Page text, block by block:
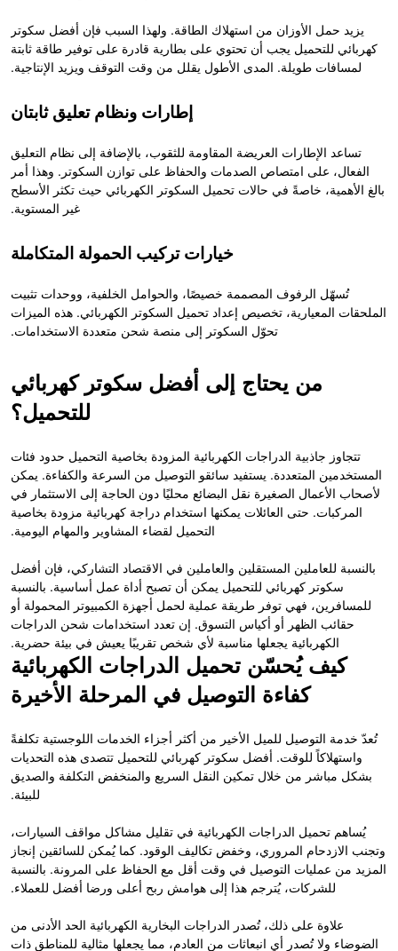
يزيد حمل الأوزان من استهلاك الطاقة. ولهذا السبب فإن أفضل سكوتر
كهربائي للتحميل يجب أن تحتوي على بطارية قادرة على توفير طاقة ثابتة
لمسافات طويلة. المدى الأطول يقلل من وقت التوقف ويزيد الإنتاجية.
إطارات ونظام تعليق ثابتان
تساعد الإطارات العريضة المقاومة للثقوب، بالإضافة إلى نظام التعليق
الفعال، على امتصاص الصدمات والحفاظ على توازن السكوتر. وهذا أمر
بالغ الأهمية، خاصةً في حالات تحميل السكوتر الكهربائي حيث تكثر الأسطح
غير المستوية.
خيارات تركيب الحمولة المتكاملة
تُسهّل الرفوف المصممة خصيصًا، والحوامل الخلفية، ووحدات تثبيت
الملحقات المعيارية، تخصيص إعداد تحميل السكوتر الكهربائي. هذه الميزات
تحوّل السكوتر إلى منصة شحن متعددة الاستخدامات.
من يحتاج إلى أفضل سكوتر كهربائي
للتحميل؟
تتجاوز جاذبية الدراجات الكهربائية المزودة بخاصية التحميل حدود فئات
المستخدمين المتعددة. يستفيد سائقو التوصيل من السرعة والكفاءة. يمكن
لأصحاب الأعمال الصغيرة نقل البضائع محليًا دون الحاجة إلى الاستثمار في
المركبات. حتى العائلات يمكنها استخدام دراجة كهربائية مزودة بخاصية
التحميل لقضاء المشاوير والمهام اليومية.
بالنسبة للعاملين المستقلين والعاملين في الاقتصاد التشاركي، فإن أفضل
سكوتر كهربائي للتحميل يمكن أن تصبح أداة عمل أساسية. بالنسبة
للمسافرين، فهي توفر طريقة عملية لحمل أجهزة الكمبيوتر المحمولة أو
حقائب الظهر أو أكياس التسوق. إن تعدد استخدامات شحن الدراجات
الكهربائية يجعلها مناسبة لأي شخص تقريبًا يعيش في بيئة حضرية.
كيف يُحسّن تحميل الدراجات الكهربائية
كفاءة التوصيل في المرحلة الأخيرة
تُعدّ خدمة التوصيل للميل الأخير من أكثر أجزاء الخدمات اللوجستية تكلفةً
واستهلاكاً للوقت. أفضل سكوتر كهربائي للتحميل تتصدى هذه التحديات
بشكل مباشر من خلال تمكين النقل السريع والمنخفض التكلفة والصديق
للبيئة.
يُساهم تحميل الدراجات الكهربائية في تقليل مشاكل مواقف السيارات،
وتجنب الازدحام المروري، وخفض تكاليف الوقود. كما يُمكن للسائقين إنجاز
المزيد من عمليات التوصيل في وقت أقل مع الحفاظ على المرونة. بالنسبة
للشركات، يُترجم هذا إلى هوامش ربح أعلى ورضا أفضل للعملاء.
علاوة على ذلك، تُصدر الدراجات البخارية الكهربائية الحد الأدنى من
الضوضاء ولا تُصدر أي انبعاثات من العادم، مما يجعلها مثالية للمناطق ذات